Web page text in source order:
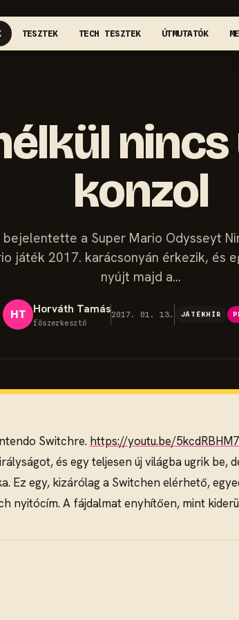
TESZTEK TECH TESZTEK ÚTMUTATÓK
konzol
bejelentette a Super Mario Odysseyt
játék 2017. karácsonyán érkezik, és
nyújt majd a…
HT Horváth Tamás
főszerkesztő
2017. 01. 13. JÁTÉKHÍR
Switchre. https://youtu.be/
és egy teljesen új világba ugrik be,
Ez egy, kizárólag a Switchen elérhető,
nyitócím. A fájdalmat enyhítően, mint